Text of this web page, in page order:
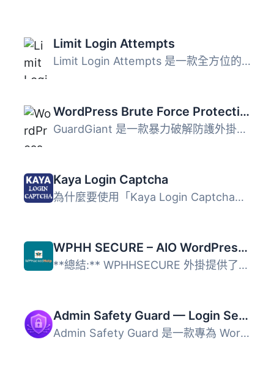
Limit Login Attempts
Limit Login Attempts 是一款全方位的 WordPress 登入安全防...
WordPress Brute Force Protection – Stop Brute Force Attacks
GuardGiant 是一款暴力破解防護外掛，透過信任裝置機制區分真...
Kaya Login Captcha
為什麼要使用「Kaya Login Captcha」？ 這個外掛在登入、註冊...
WPHH SECURE – AIO WordPress Security With File Locking & WP Hide Login
**總結:** WPHHSECURE 外掛提供了一個簡單的介面，通過更改...
Admin Safety Guard — Login Security, Limit Logins, 2FA & Brute Force Protection
Admin Safety Guard 是一款專為 WordPress 設計的安全外掛，...